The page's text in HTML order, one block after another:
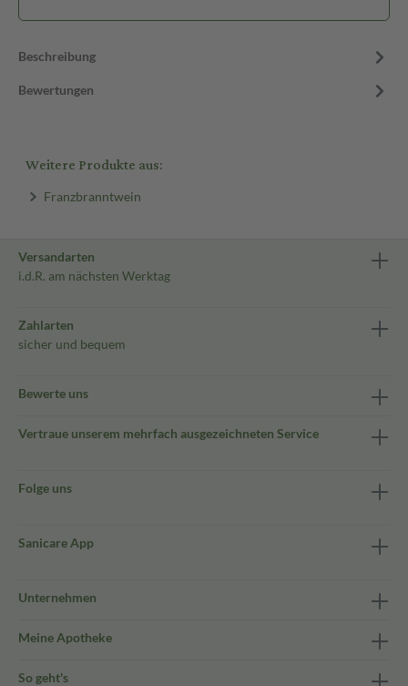
Beschreibung
Bewertungen
Weitere Produkte aus:
Franzbranntwein
Versandarten
i.d.R. am nächsten Werktag
Zahlarten
sicher und bequem
Bewerte uns
Vertraue unserem mehrfach ausgezeichneten Service
Folge uns
Sanicare App
Unternehmen
Meine Apotheke
So geht's